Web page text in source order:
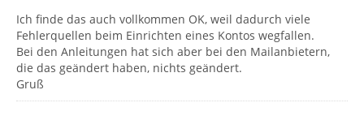
Ich finde das auch vollkommen OK, weil dadurch viele
Fehlerquellen beim Einrichten eines Kontos wegfallen.
Bei den Anleitungen hat sich aber bei den Mailanbietern,
die das geändert haben, nichts geändert.
Gruß